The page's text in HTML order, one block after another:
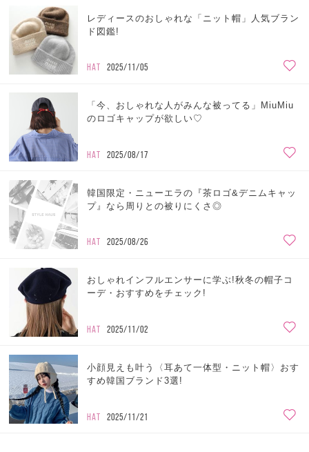
レディースのおしゃれな「ニット帽」人気ブラン
ド図鑑!
HAT 2025/11/05
「今、おしゃれな人がみんな被ってる」MiuMiu
のロゴキャップが欲しい♡
HAT 2025/08/17
韓国限定・ニューエラの『茶ロゴ&デニムキャッ
プ』なら周りとの被りにくさ◎
HAT 2025/08/26
おしゃれインフルエンサーに学ぶ!秋冬の帽子コ
ーデ・おすすめをチェック!
HAT 2025/11/02
小顔見えも叶う〈耳あて一体型・ニット帽〉おす
すめ韓国ブランド3選!
HAT 2025/11/21